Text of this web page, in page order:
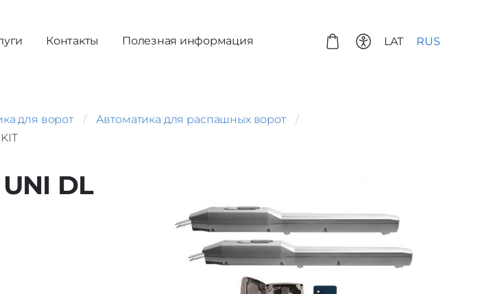
Контакты Полезная информация LAT RUS
для ворот
Автоматика для распашных ворот
DL